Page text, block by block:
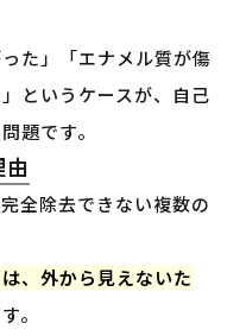
た」「エナメル質が傷
というケースが、自己
題です。
全除去できない複数の
、外から見えないた
。